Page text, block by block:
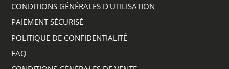
CONDITIONS GÉNÉRALES D'UTILISATION
PAIEMENT SÉCURISÉ
POLITIQUE DE CONFIDENTIALITÉ
FAQ